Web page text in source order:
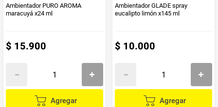
Ambientador PURO AROMA
maracuyá x24 ml
$ 15.900
Agregar
Ambientador GLADE spray
eucalipto limón x145 ml
$ 10.000
Agregar